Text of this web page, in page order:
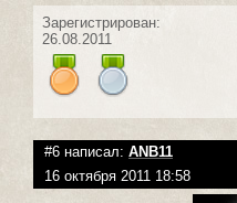
Зарегистрирован:
26.08.2011
#6 написал: ANB11
16 октября 2011 18:58